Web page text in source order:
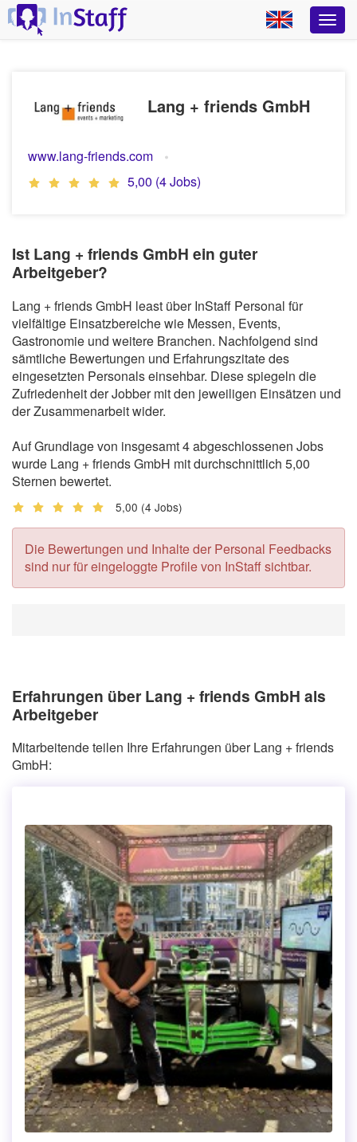
Lang + friends GmbH
www.lang-friends.com
5,00 (4 Jobs)
Ist Lang + friends GmbH ein guter
Arbeitgeber?
Lang + friends GmbH least über InStaff Personal für
vielfältige Einsatzbereiche wie Messen, Events,
Gastronomie und weitere Branchen. Nachfolgend sind
sämtliche Bewertungen und Erfahrungszitate des
eingesetzten Personals einsehbar. Diese spiegeln die
Zufriedenheit der Jobber mit den jeweiligen Einsätzen und
der Zusammenarbeit wider.
Auf Grundlage von insgesamt 4 abgeschlossenen Jobs
wurde Lang + friends GmbH mit durchschnittlich 5,00
Sternen bewertet.
5,00 (4 Jobs)
Die Bewertungen und Inhalte der Personal Feedbacks
sind nur für eingeloggte Profile von InStaff sichtbar.
Erfahrungen über Lang + friends GmbH als
Arbeitgeber
Mitarbeitende teilen Ihre Erfahrungen über Lang + friends
GmbH: